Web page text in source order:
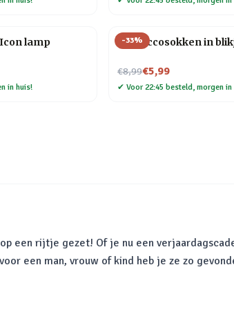
lamp
in huis!
-33%
Proseccosokken in
€8,99
Nu voor€5,99
✔ Voor 22:45 besteld, morgen in
een rijtje gezet! Of je nu een
een man, vrouw of kind heb je ze zo